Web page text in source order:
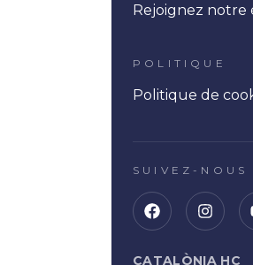
Rejoignez notre
POLITIQUE
Politique de
SUIVEZ-NOUS
CATALÒNIA HC